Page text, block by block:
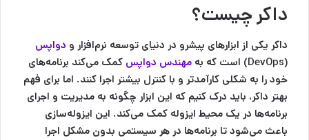
داکر چیست؟
داکر یکی از ابزارهای پیشرو در دنیای توسعه نرم‌افزار و دواپس
(DevOps) است که به
مهندس دواپس کمک می‌کند برنامه‌های
خود را به شکلی کارآمدتر و با کنترل بیشتر اجرا کنند. اما برای فهم
بهتر داکر، باید درک کنیم که این ابزار چگونه به مدیریت و اجرای
برنامه‌ها در یک محیط ایزوله کمک می‌کند. این ایزوله‌سازی
باعث می‌شود تا برنامه‌ها در هر سیستمی بدون مشکل اجرا